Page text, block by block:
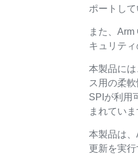
ポートして
また、Arm
キュリティ
本製品に
ス用の柔
SPIが利用
まれていま
本製品は
更新を実